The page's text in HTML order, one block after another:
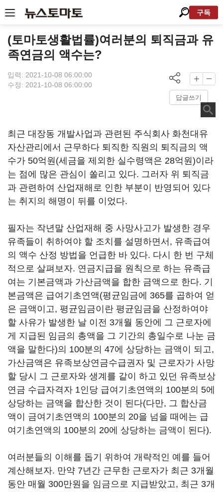
구독
(토마토생활법률)여러분의 퇴직금과 유
족연금의 액수는?
입력: 2021-10-08 06:00:00
수정: 2021-10-08 06:00:00
답글쓰기
최근 대장동 개발사업과 관련된 주식회사 화천대유
자산관리에서 근무하다 퇴직한 직원의 퇴직금의 액
수가 50억원(세금을 제외한 실수령액은 28억원)이라
는 점에 많은 관심이 쏠리고 있다. 그러자 위 퇴직금
과 관련하여 산업재해로 인한 부분이 반영되어 있다
는 취지의 해명이 뒤를 이었다.
필자는 작년말 산업재해 중 사망사고가 발생한 경우
유족들이 취하여야 할 조치를 설명하면서, 유족급여
의 액수 산정 방법을 언급한 바 있다. 다시 한 번 구체
적으로 살펴보자. 연금지급을 원칙으로 하는 유족급
여는 기본금액과 가산금액을 합한 금액으로 한다. 기
본금액은 급여기초연액(평균임금에 365를 곱하여 얻
은 금액이고, 평균임금이란 평균임금을 산정하여야
할 사유가 발생한 날 이전 3개월 동안에 그 근로자에
게 지급된 임금의 총액을 그 기간의 총일수로 나눈 금
액을 말한다)의 100분의 47에 상당하는 금액이 되고,
가산금액은 유족보상연금수급권자 및 근로자가 사망
할 당시 그 근로자와 생계를 같이 하고 있던 유족보상
연금 수급자격자 1인당 급여기초연액의 100분의 5에
상당하는 금액을 합산한 것이 된다(다만, 그 합산금
액이 금여기초연액의 100분의 20을 넘을 때에는 급
여기초연액의 100분의 20에 상당하는 금액이 된다).
여러분들의 이해를 돕기 위하여 개략적인 예를 들어
계산해보자. 만약 7년간 근무한 근로자가 최근 3개월
동안 매월 300만원을 임금으로 지급받았고, 최근 3개